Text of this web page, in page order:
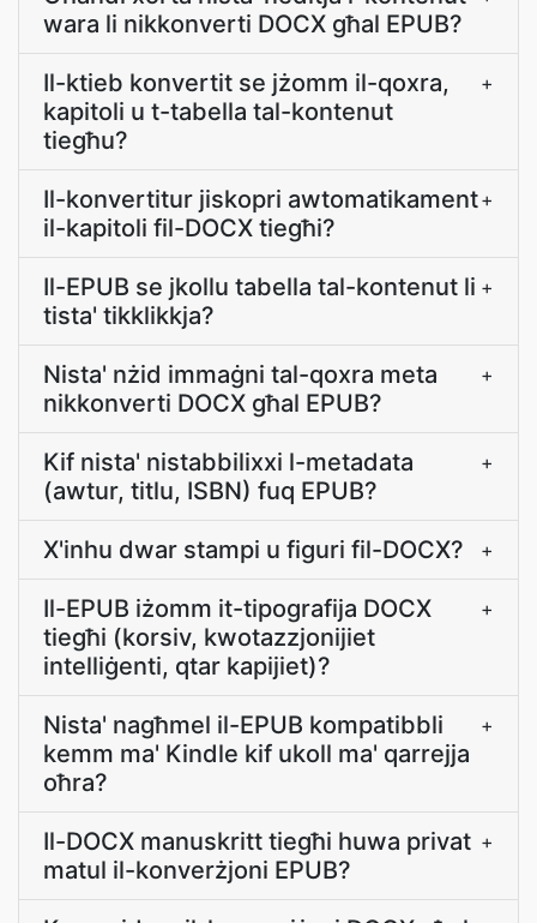
wara li nikkonverti DOCX għal EPUB?
Il-ktieb konvertit se jżomm il-qoxra,
kapitoli u t-tabella tal-kontenut
tiegħu?
+
Il-konvertitur jiskopri awtomatikament
il-kapitoli fil-DOCX tiegħi?
+
Il-EPUB se jkollu tabella tal-kontenut li
tista' tikklikkja?
+
Nista' nżid immaġni tal-qoxra meta
nikkonverti DOCX għal EPUB?
+
Kif nista' nistabbilixxi l-metadata
(awtur, titlu, ISBN) fuq EPUB?
+
X'inhu dwar stampi u figuri fil-DOCX? +
Il-EPUB iżomm it-tipografija DOCX
tiegħi (korsiv, kwotazzjonijiet
intelliġenti, qtar kapijiet)?
+
Nista' nagħmel il-EPUB kompatibbli
kemm ma' Kindle kif ukoll ma' qarrejja
oħra?
+
Il-DOCX manuskritt tiegħi huwa privat
matul il-konverżjoni EPUB?
+